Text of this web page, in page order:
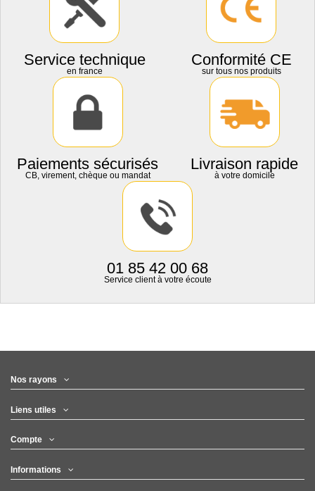
Service technique
en france
Conformité CE
sur tous nos produits
Paiements sécurisés
CB, virement, chèque ou mandat
Livraison rapide
à votre domicile
01 85 42 00 68
Service client à votre écoute
Nos rayons
Liens utiles
Compte
Informations